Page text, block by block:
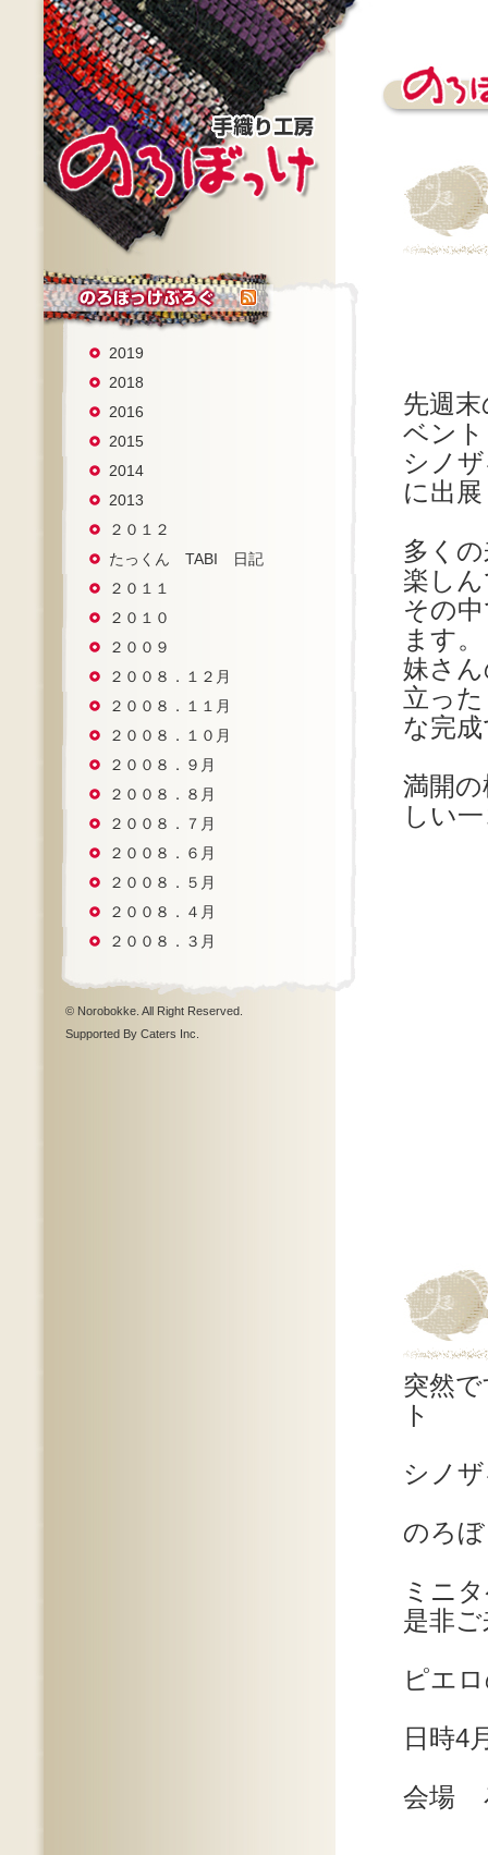
2019
2018
2016
2015
2014
2013
２０１２
たっくん TABI 日記
２０１１
２０１０
２００９
２００８．１２月
２００８．１１月
２００８．１０月
２００８．９月
２００８．８月
２００８．７月
２００８．６月
２００８．５月
２００８．４月
２００８．３月
© Norobokke. All Right Reserved.
Supported By Caters Inc.
先週
ベント
シノ
に出
多く
楽し
その
ます。
妹さ
立っ
な完
満開
しい
突然
ト
シノ
のろ
ミニ
是非
ピエ
日時4
会場